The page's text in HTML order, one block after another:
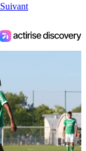
Suivant